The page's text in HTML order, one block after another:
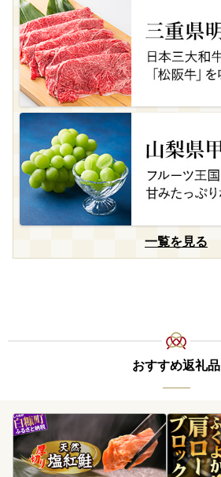
一覧を見る
おすすめ返礼品